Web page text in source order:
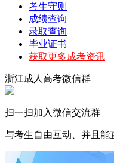
考生守则
成绩查询
录取查询
毕业证书
获取更多成考资讯
浙江成人高考微信群
扫一扫加入微信交流群
与考生自由互动、并且能